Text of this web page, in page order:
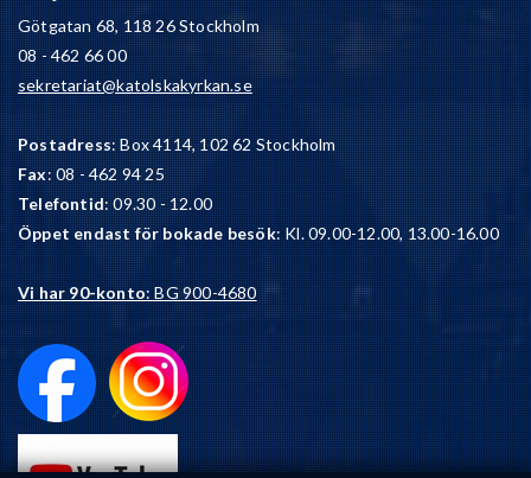
Götgatan 68, 118 26 Stockholm
08 - 462 66 00
sekretariat@katolskakyrkan.se
Postadress: Box 4114, 102 62 Stockholm
Fax: 08 - 462 94 25
Telefontid: 09.30 - 12.00
Öppet endast för bokade besök: Kl. 09.00-12.00, 13.00-16.00
Vi har 90-konto: BG 900-4680